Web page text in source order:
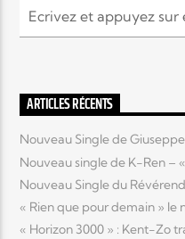
ARTICLES RÉCENTS
Nouveau Single de
Nouveau single de K-Ren –
Nouveau Single du
« Rien que pour demain » le
« Horizon 3000 » : Kent-Zo